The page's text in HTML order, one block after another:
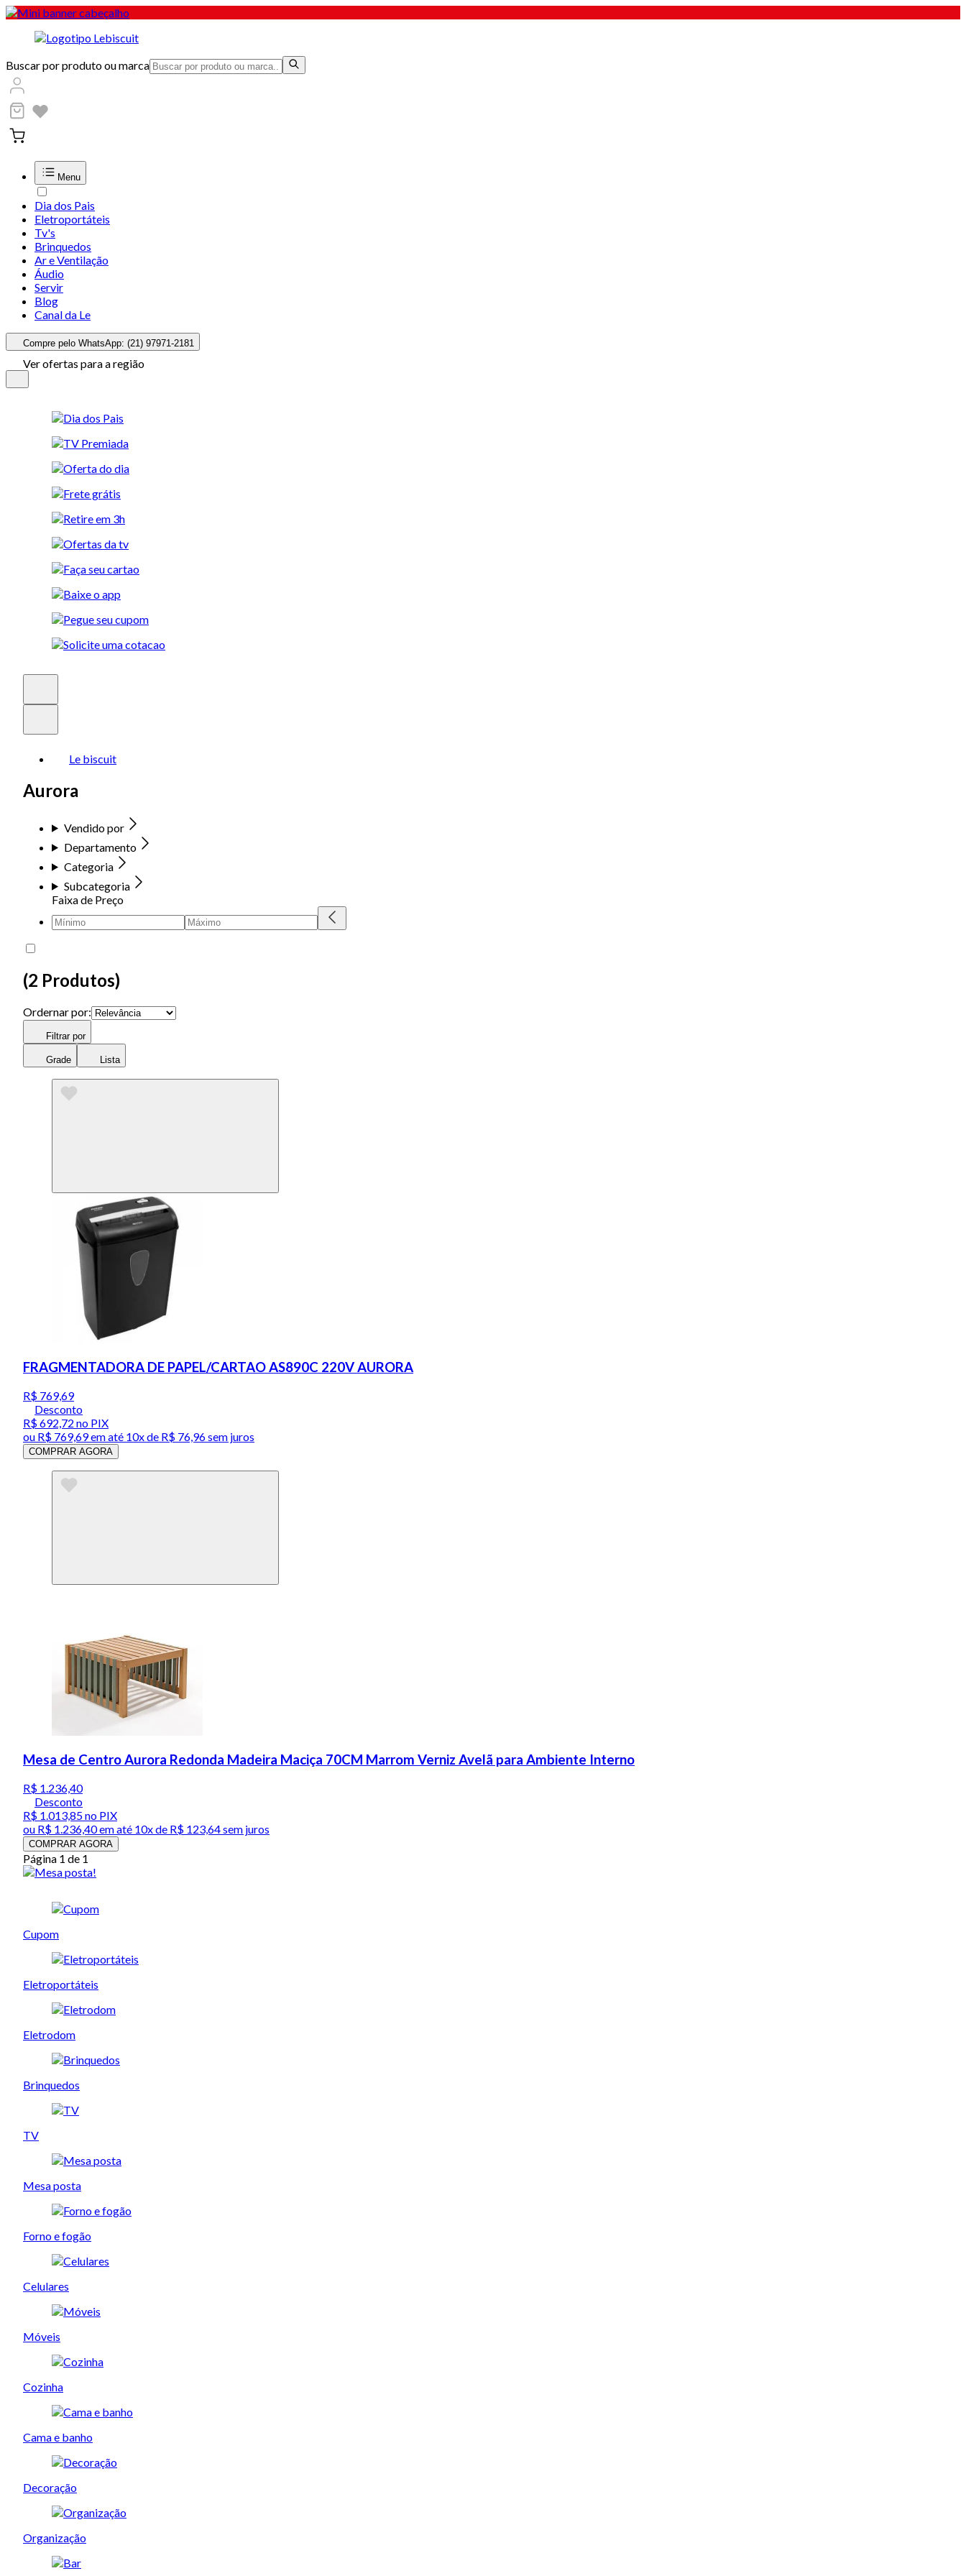
Buscar por produto ou marca
Menu
Dia dos Pais
Eletroportáteis
Tv's
Brinquedos
Ar e Ventilação
Áudio
Servir
Blog
Canal da Le
Compre pelo WhatsApp: (21) 97971-2181
Ver ofertas para a região
Le biscuit
Aurora
Vendido por
Departamento
Categoria
Subcategoria
Faixa de Preço
(2 Produtos)
Ordernar por:
Filtrar por
Grade Lista
FRAGMENTADORA DE PAPEL/CARTAO AS890C 220V AURORA
R$ 769,69
Desconto
R$ 692,72 no PIX
ou R$ 769,69em até 10x de R$ 76,96 sem juros
COMPRAR AGORA
Mesa de Centro Aurora Redonda Madeira Maciça 70CM Marrom Verniz Avelã para Ambiente Interno
R$ 1.236,40
Desconto
R$ 1.013,85no PIX
ou R$ 1.236,40em até 10x de R$ 123,64 sem juros
COMPRAR AGORA
Página 1 de 1
Cupom
Eletroportáteis
Eletrodom
Brinquedos
TV
Mesa posta
Forno e fogão
Celulares
Móveis
Cozinha
Cama e banho
Decoração
Organização